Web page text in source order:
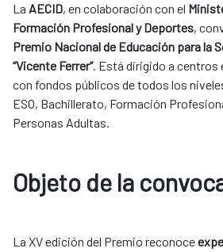
La AECID, en colaboración con el
Formación Profesional y Deportes,
Premio Nacional de Educación para la
“Vicente Ferrer”. Está dirigido a
con fondos públicos de todos los
ESO, Bachillerato, Formación
Personas Adultas.
Objeto de la
La XV edición del Premio reconoce